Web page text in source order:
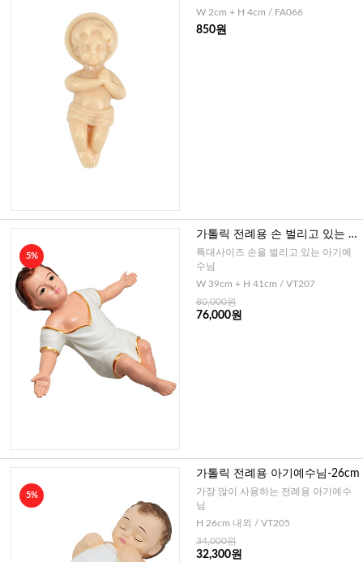
W 2cm + H 4cm / FA066
850원
5%
가톨릭 전례용 손 벌리고 있는 아
기예수님-41cm
특대사이즈 손을 벌리고 있는 아기예
수님
W 39cm + H 41cm / VT207
80,000원
76,000원
5%
가톨릭 전례용 아기예수님-26cm
가장 많이 사용하는 전례용 아기예수
님
H 26cm 내외 / VT205
34,000원
32,300원